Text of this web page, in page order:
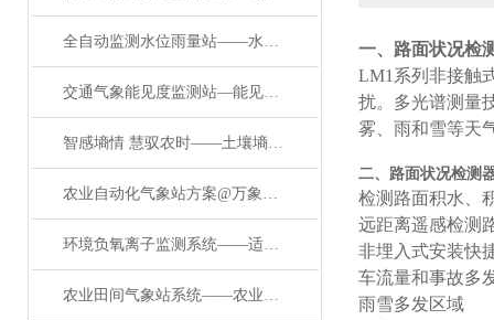
全自动监测水位雨量站——水位站水位监测系统：现代水文监测的关键利器
交通气象能见度监测站—能见度智能监测系统：让恶劣天气下的出行更安心
智感墒情 慧驭农时——土壤墒情气象多参数监测系统赋能现代农业高质量发展
农业自动化气象站方案@万象环境《寒潮新闻》
环境负氧离子监测系统——适用于森林公园的景区负氧离子环境监测系统
农业田间气象站系统——农业小气候自动气象站：田间气候的 “超级翻译官”
一、 路面状况检
LM1系列非接触
扰。多光谱测量
雾、雨和雪等天
二、 路面状况检测
检测路面积水、
远距离遥感检测
非埋入式安装快
车流量和事故多
雨雪多发区域